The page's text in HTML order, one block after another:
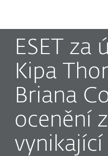
ESET za
Kipa
Briana
ocenění
vynikající